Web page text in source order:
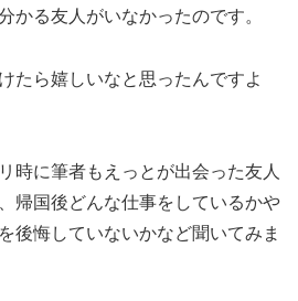
かる友人がいなかったのです。
たら嬉しいなと思ったんですよ
時に筆者もえっとが出会った友人
帰国後どんな仕事をしているかや
後悔していないかなど聞いてみま